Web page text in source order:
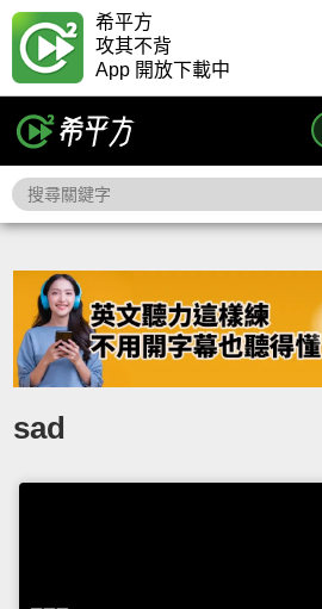
希平方
攻其不背
App 開放下載中
sad